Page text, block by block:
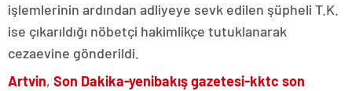
işlemlerinin ardından adliyeye sevk edilen şüpheli T.K.
ise çıkarıldığı nöbetçi hakimlikçe tutuklanarak
cezaevine gönderildi.
Artvin, Son Dakika-yenibakış gazetesi-kktc son